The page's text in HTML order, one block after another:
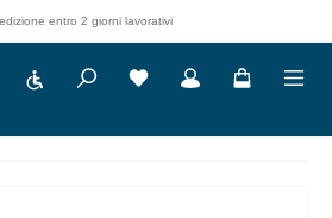
30 giorni di diritto di recesso
Show toolbar Hai 0 articoli nella lista